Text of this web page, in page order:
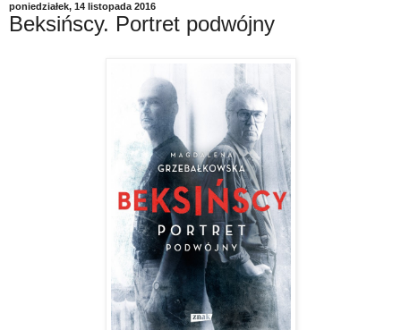
poniedziałek, 14 listopada 2016
Beksińscy. Portret podwójny